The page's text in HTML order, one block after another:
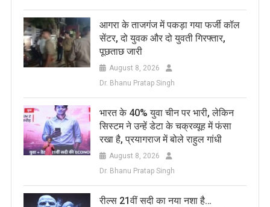
आगरा के ताजगंज में पकड़ा गया फर्जी कॉल
सेंटर, दो युवक और दो युवती गिरफ्तार,
पूछताछ जारी
August 8, 2026
Dr. Bhanu Pratap Singh
भारत के 40% युवा चीन पर भारी, लेकिन
सिस्टम ने उन्हें डेटा के चक्रव्यूह में फंसा
रखा है, प्रयागराज में बोले राहुल गांधी
August 8, 2026
Dr. Bhanu Pratap Singh
रील्स 21वीं सदी का नया नशा है…